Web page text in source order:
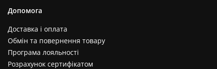
Допомога
Доставка і оплата
Обмін та повернення товару
Програма лояльності
Розрахунок сертифікатом